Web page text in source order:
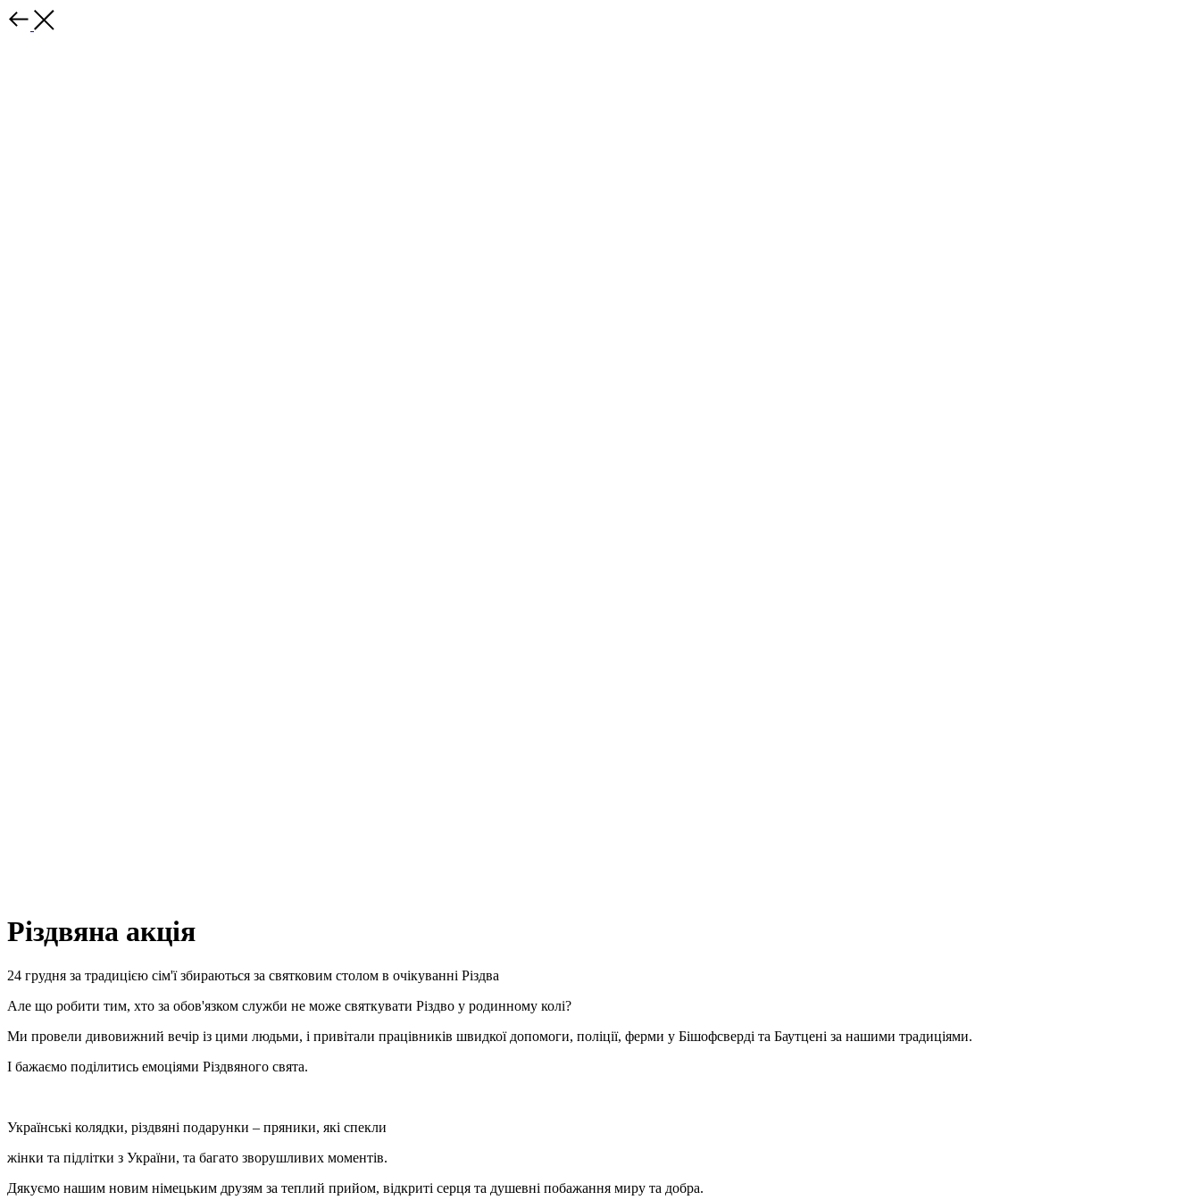
Різдвяна акція
24 грудня за традицією сім'ї збираються за святковим столом в очікуванні Різдва
Але що робити тим, хто за обов'язком служби не може святкувати Різдво у родинному колі?
Ми провели дивовижний вечір із цими людьми, і привітали працівників швидкої допомоги, поліції, ферми у Бішофсверді та Баутцені за нашими традиціями.
І бажаємо поділитись емоціями Різдвяного свята.
Українські колядки, різдвяні подарунки – пряники, які спекли
жінки та підлітки з України, та багато зворушливих моментів.
Дякуємо нашим новим німецьким друзям за теплий прийом, відкриті серця та душевні побажання миру та добра.